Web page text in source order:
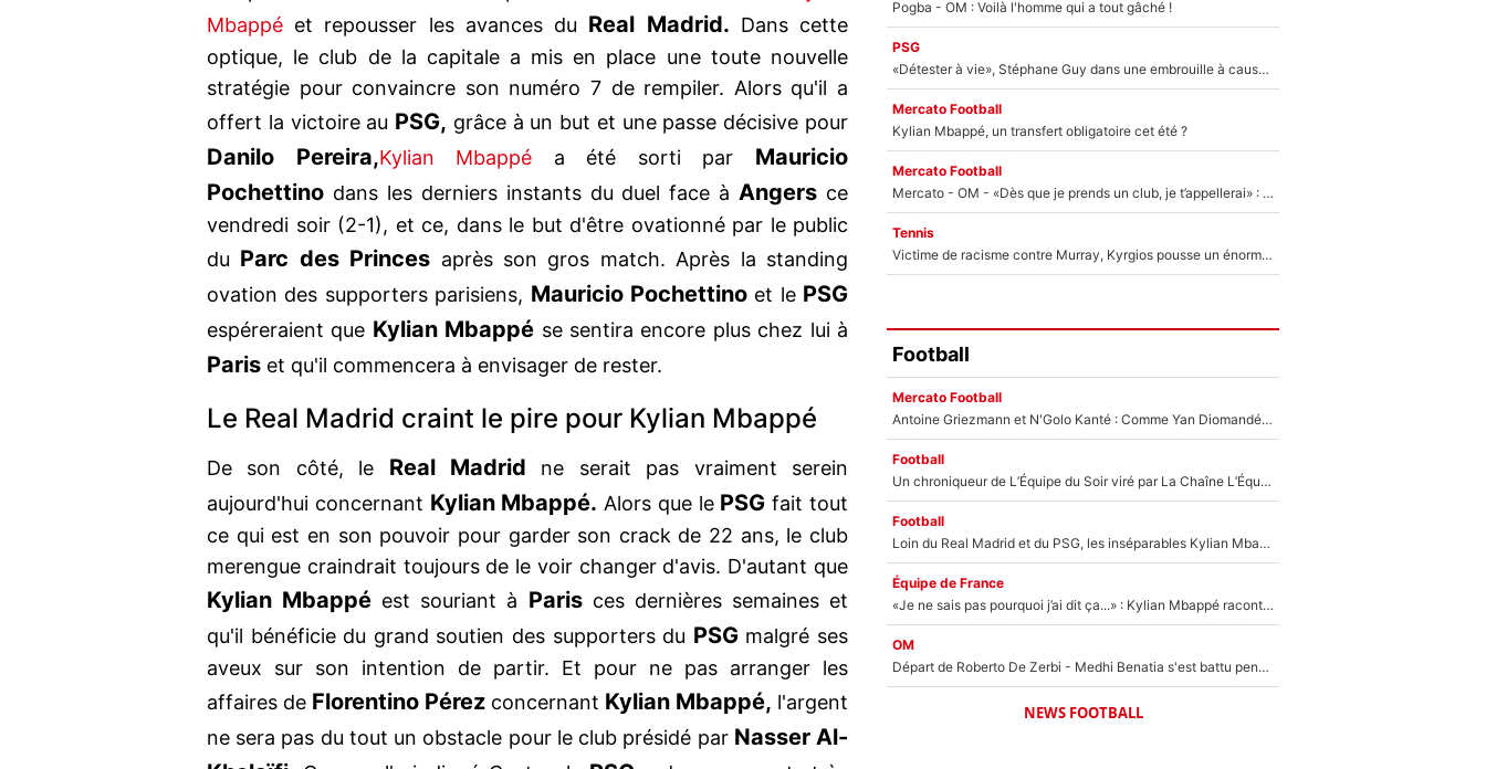
Mbappé et repousser les avances du Real Madrid. Dans cette
optique, le club de la capitale a mis en place une toute nouvelle
stratégie pour convaincre son numéro 7 de rempiler. Alors qu'il a
offert la victoire au PSG, grâce à un but et une passe décisive pour
Danilo Pereira,Kylian Mbappé a été sorti par Mauricio
Pochettino dans les derniers instants du duel face àAngers ce
vendredi soir (2-1), et ce, dans le but d'être ovationné par le public
du Parc des Princes après son gros match. Après la standing
ovation des supporters parisiens, Mauricio Pochettinoet le PSG
espéreraient que Kylian Mbappé se sentira encore plus chez lui à
Paris et qu'il commencera à envisager de rester.
Le Real Madrid craint le pire pour Kylian Mbappé
De son côté, le Real Madrid ne serait pas vraiment serein
aujourd'hui concernant Kylian Mbappé. Alors que le PSG fait tout
ce qui est en son pouvoir pour garder son crack de 22 ans, le club
merengue craindrait toujours de le voir changer d'avis. D'autant que
Kylian Mbappé est souriant à Parisces dernières semaines et
qu'il bénéficie du grand soutien des supporters du PSGmalgré ses
aveux sur son intention de partir. Et pour ne pas arranger les
affaires de Florentino Pérez concernant Kylian Mbappé, l'argent
ne sera pas du tout un obstacle pour le club présidé par Nasser Al-
Pogba - OM : Voilà l'homme qui a tout gâché !
PSG
«Détester à vie», Stéphane Guy dans une embrouille à cause du PSG !
Mercato Football
Kylian Mbappé, un transfert obligatoire cet été ?
Mercato Football
Mercato - OM - «Dès que je prends un club, je t’appellerai» : La promesse de Marcelino au moment de claquer la porte
Tennis
Victime de racisme contre Murray, Kyrgios pousse un énorme coup de gueule !
Football
Mercato Football
Antoine Griezmann et N'Golo Kanté : Comme Yan Diomandé, les deux champions du monde ont refusé de signer au PSG !
Football
Un chroniqueur de L’Équipe du Soir viré par La Chaîne L’Équipe : Même Olivier Ménard n’avait pas pu empêcher son départ, «je l’ai appris sur Twitter, je l’ai vécu assez mal»
Football
Loin du Real Madrid et du PSG, les inséparables Kylian Mbappé et Achraf Hakimi changent d'équipe le temps d'une journée !
Équipe de France
«Je ne sais pas pourquoi j’ai dit ça...» : Kylian Mbappé raconte sa première rencontre avec Zinédine Zidane (et c’est très drôle)
OM
Départ de Roberto De Zerbi - Medhi Benatia s'est battu pendant six mois pour le retenir à l'OM, le PSG a été le naufrage de trop : «Je pars avec toi»
NEWS FOOTBALL